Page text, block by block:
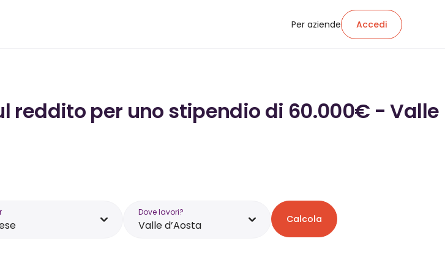
Per aziende Accedi
reddito per uno stipendio di 60.000€ - Valle
Dove lavori?
Valle d’Aosta Calcola